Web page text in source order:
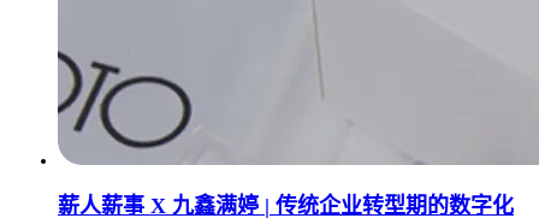
薪人薪事 X 九鑫满婷 | 传统企业转型期的数字化